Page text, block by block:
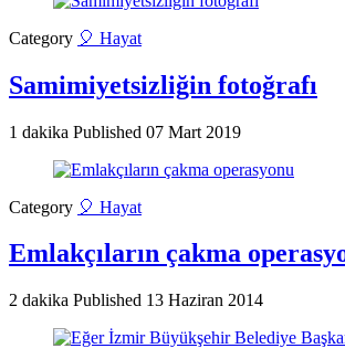
Category 🎈 Hayat
Samimiyetsizliğin fotoğrafı
1 dakika Published 07 Mart 2019
Category 🎈 Hayat
Emlakçıların çakma
2 dakika Published 13 Haziran 2014